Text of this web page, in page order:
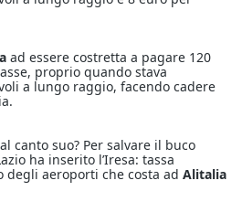
ad essere costretta a pagare 120
proprio quando stava
a lungo raggio, facendo cadere
canto suo? Per salvare il buco
ha inserito l’Iresa: tassa
degli aeroporti che costa ad Alitalia